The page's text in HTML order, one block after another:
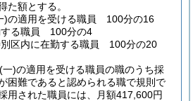
た額とする。
)の適用を受ける職員 100分の16
する職員 100分の4
区内に在勤する職員 100分の20
(一)の適用を受ける職員の職のうち採
困難であると認められる職で規則で
用された職員には、月額417,600円